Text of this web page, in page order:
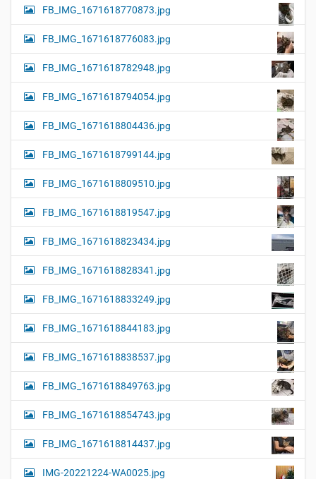
FB_IMG_1671618770873.jpg
FB_IMG_1671618776083.jpg
FB_IMG_1671618782948.jpg
FB_IMG_1671618794054.jpg
FB_IMG_1671618804436.jpg
FB_IMG_1671618799144.jpg
FB_IMG_1671618809510.jpg
FB_IMG_1671618819547.jpg
FB_IMG_1671618823434.jpg
FB_IMG_1671618828341.jpg
FB_IMG_1671618833249.jpg
FB_IMG_1671618844183.jpg
FB_IMG_1671618838537.jpg
FB_IMG_1671618849763.jpg
FB_IMG_1671618854743.jpg
FB_IMG_1671618814437.jpg
IMG-20221224-WA0025.jpg